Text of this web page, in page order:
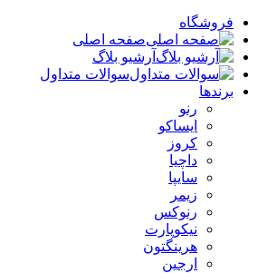
فروشگاه
صفحه اصلی
آرشیو بلاگ
سوالات متداول
برندها
رنو
ایساکو
کروز
داچیا
سایپا
زیمر
رنوکس
نیکوپارت
هرینگتون
ارجین